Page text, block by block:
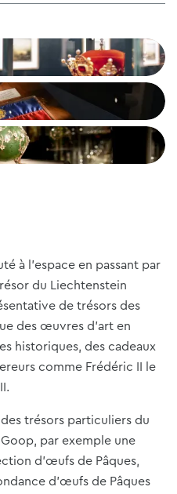
à l'espace en passant par
du Liechtenstein
de trésors des
des œuvres d'art en
historiques, des cadeaux
comme Frédéric II le
trésors particuliers du
par exemple une
d'œufs de Pâques,
d'œufs de Pâques